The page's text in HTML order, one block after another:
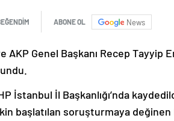
ABONE OL News
AKP Genel Başkanı Recep
İstanbul İl Başkanlığı’nda
başlatılan soruşturmaya değinen